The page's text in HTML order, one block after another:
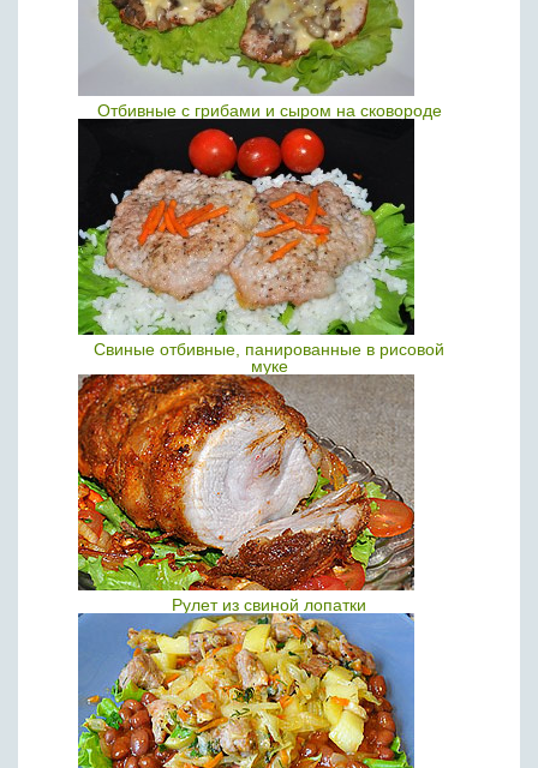
Отбивные с грибами и сыром на сковороде
Свиные отбивные, панированные в рисовой
муке
Рулет из свиной лопатки